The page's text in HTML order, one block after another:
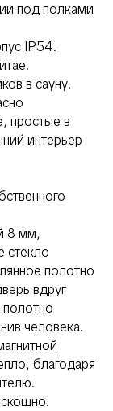
под полками
IP54.
в сауну.
простые в
интерьер
8 мм,
стекло
полотно
вдруг
полотно
человека.
благодаря